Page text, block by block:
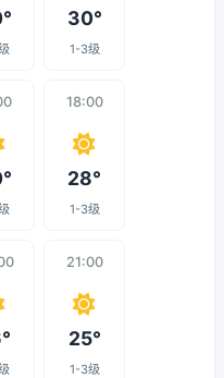
30°
1-3级
18:00
28°
1-3级
21:00
25°
1-3级